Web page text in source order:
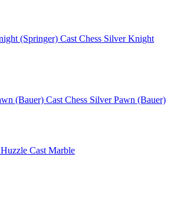
Cast Chess Silver Knight
Cast Chess Silver Pawn (Bauer)
Huzzle Cast Marble